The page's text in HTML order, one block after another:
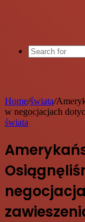
Home/świata/
w negocjacjach
świata